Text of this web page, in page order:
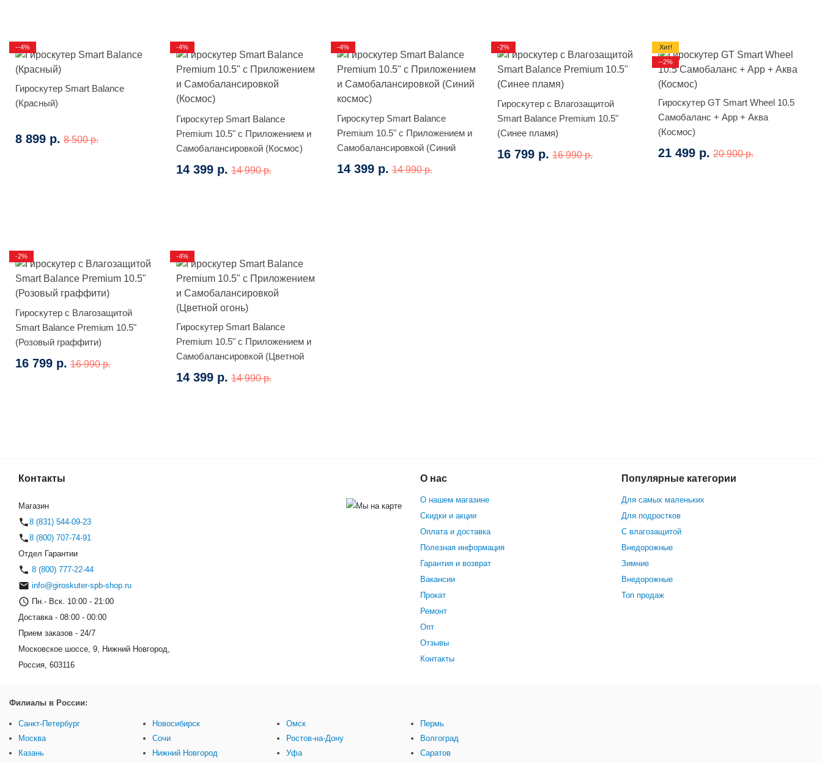
Гироскутер Smart Balance
(Красный)
8 899 р. 8 500 р.
--4%
Гироскутер Smart Balance
Premium 10.5" с Приложением и
Самобалансировкой (Космос)
14 399 р. 14 990 р.
-4%
Гироскутер Smart Balance
Premium 10.5" с Приложением и
Самобалансировкой (Синий
космос)
14 399 р. 14 990 р.
-4%
Гироскутер с Влагозащитой
Smart Balance Premium 10.5"
(Синее пламя)
16 799 р. 16 990 р.
-2%
Гироскутер GT Smart Wheel 10.5
Самобаланс + App + Аква
(Космос)
21 499 р. 20 900 р.
Хит!
--2%
Гироскутер с Влагозащитой
Smart Balance Premium 10.5"
(Розовый граффити)
16 799 р. 16 990 р.
-2%
Гироскутер Smart Balance
Premium 10.5" с Приложением и
Самобалансировкой (Цветной
огонь)
14 399 р. 14 990 р.
-4%
Гироскутер Smart Balance
Контакты
Магазин
8 (831) 544-09-23
8 (800) 707-74-91
Отдел Гарантии
8 (800) 777-22-44
info@giroskuter-spb-shop.ru
Пн.- Вск. 10:00 - 21:00
Доставка - 08:00 - 00:00
Прием заказов - 24/7
Московское шоссе, 9, Нижний Новгород,
Россия, 603116
О нас
О нашем магазине
Скидки и акции
Оплата и доставка
Полезная информация
Гарантия и возврат
Вакансии
Прокат
Ремонт
Опт
Отзывы
Контакты
Популярные категории
Для самых маленьких
Для подростков
С влагозащитой
Внедорожные
Зимние
Внедорожные
Топ продаж
Филиалы в России:
Санкт-Петербург
Москва
Казань
Новосибирск
Сочи
Нижний Новгород
Омск
Ростов-на-Дону
Уфа
Пермь
Волгоград
Саратов